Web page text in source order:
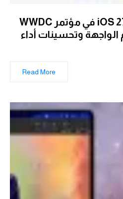
أبل تُعلن رسمياً عن iOS 27 في مؤتمر WWDC
الواجهة وتحسينات أداء
Read More